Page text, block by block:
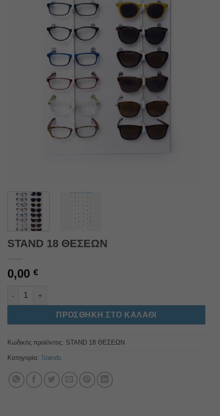
STAND 18 ΘΕΣΕΩΝ
0,00 €
STAND 18 ΘΕΣΕΩΝ ποσότητα
ΠΡΟΣΘΉΚΗ ΣΤΟ ΚΑΛΆΘΙ
Alternative:
Κωδικός προϊόντος: STAND 18 ΘΕΣΕΩΝ
Κατηγορία: Stands